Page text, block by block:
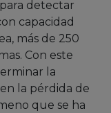
detectar
capacidad
más de 250
Con este
la
la pérdida de
que se ha